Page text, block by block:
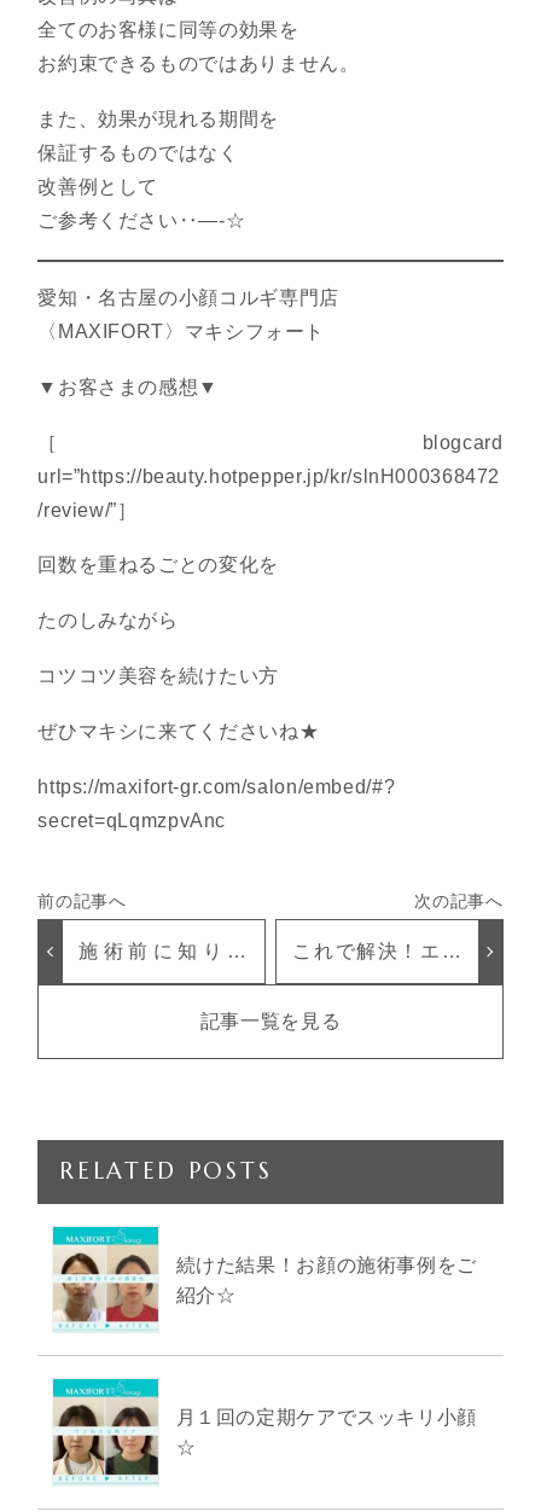
全てのお客様に同等の効果を
お約束できるものではありません。
また、効果が現れる期間を
保証するものではなく
改善例として
ご参考ください‥—-☆
愛知・名古屋の小顔コルギ専門店
〈MAXIFORT〉マキシフォート
▼お客さまの感想▼
［blogcard
url=”https://beauty.hotpepper.jp/kr/slnH000368472
/review/”］
回数を重ねるごとの変化を
たのしみながら
コツコツ美容を続けたい方
ぜひマキシに来てくださいね★
https://maxifort-gr.com/salon/embed/#?
secret=qLqmzpvAnc
施術前に知りた
い コルギの疑問
これで解決！エラ
張りには 【コル
ギ】
記事一覧を見る
RELATED POSTS
続けた結果！お顔の施術事例をご
紹介☆
月１回の定期ケアでスッキリ小顔
☆